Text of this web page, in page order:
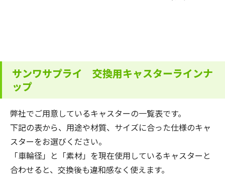
サンワサプライ 交換用キャスターラインナ
ップ
弊社でご用意しているキャスターの一覧表です。
下記の表から、用途や材質、サイズに合った仕様のキャ
スターをお選びください。
「車輪径」と「素材」を現在使用しているキャスターと
合わせると、交換後も違和感なく使えます。